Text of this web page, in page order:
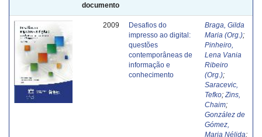
documento
2009
Desafios do
impresso ao digital:
questões
contemporâneas de
informação e
conhecimento
Braga, Gilda
Maria (Org.);
Pinheiro,
Lena Vania
Ribeiro
(Org.);
Saracevic,
Tefko; Zins,
Chaim;
González de
Gómez,
Maria Nélida;